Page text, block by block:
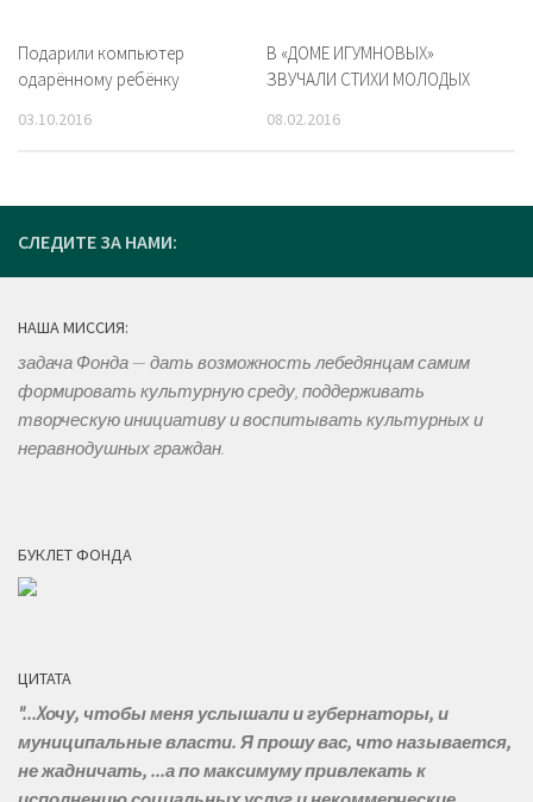
Подарили компьютер
одарённому ребёнку
03.10.2016
В «ДОМЕ ИГУМНОВЫХ»
ЗВУЧАЛИ СТИХИ МОЛОДЫХ
08.02.2016
СЛЕДИТЕ ЗА НАМИ:
НАША МИССИЯ:
задача Фонда — дать возможность лебедянцам самим
формировать культурную среду, поддерживать
творческую инициативу и воспитывать культурных и
неравнодушных граждан.
БУКЛЕТ ФОНДА
ЦИТАТА
"...Xочу, чтобы меня услышали и губернаторы, и
муниципальные власти. Я прошу вас, что называется,
не жадничать, ...а по максимуму привлекать к